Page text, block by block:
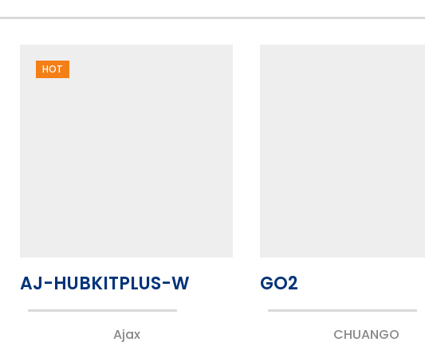
HOT
AJ-HUBKITPLUS-W
Ajax
GO2
CHUANGO